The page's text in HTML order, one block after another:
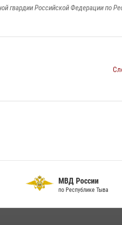
гвардии Российской Федерации по
МВД России
по Республике Тыва